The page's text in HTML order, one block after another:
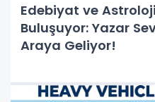
Edebiyat ve
Buluşuyor: Yazar
Araya Geliyor!